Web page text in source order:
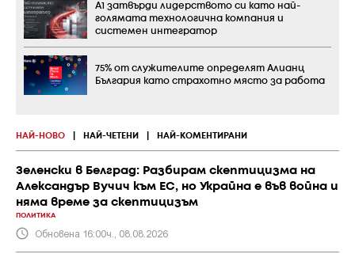
НАЙ-НОВО НАЙ-ЧЕТЕНИ НАЙ-КОМЕНТИРАНИ
Зеленски в Белград: Разбирам скептицизма на
Александър Вучич към ЕС, но Украйна е във война и
няма време за скептицизъм
ПОЛИТИКА
Обновена 16:00ч., 08.08.2026
А1 затвърди лидерството си като най-
голямата технологична компания и
системен интегратор
75% от служителите определят Алианц
България като страхотно място за работа